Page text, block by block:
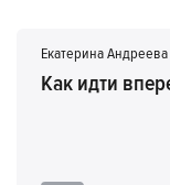
Екатерина Андреева
Как идти